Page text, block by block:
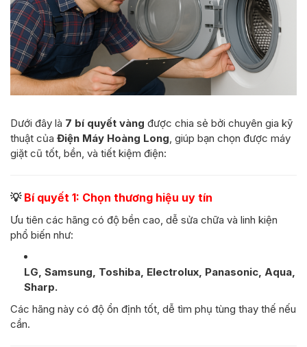
Dưới đây là 7 bí quyết vàng được chia sẻ bởi chuyên gia kỹ
thuật của Điện Máy Hoàng Long, giúp bạn chọn được máy
giặt cũ tốt, bền, và tiết kiệm điện:
💡 Bí quyết 1: Chọn thương hiệu uy tín
Ưu tiên các hãng có độ bền cao, dễ sửa chữa và linh kiện
phổ biến như:
LG, Samsung, Toshiba, Electrolux, Panasonic, Aqua,
Sharp.
Các hãng này có độ ổn định tốt, dễ tìm phụ tùng thay thế nếu
cần.